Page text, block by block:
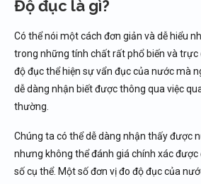
Độ đục là gì?
Có thể nói một cách đơn giản và dễ hiểu
trong những tính chất rất phổ biến và trực
độ đục thể hiện sự vẩn đục của nước mà
dễ dàng nhận biết được thông qua việc
thường.
Chúng ta có thể dễ dàng nhận thấy được
nhưng không thể đánh giá chính xác
số cụ thể. Một số đơn vị đo độ đục của